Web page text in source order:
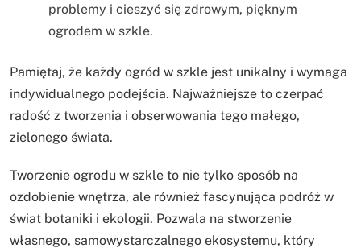
problemy i cieszyć się zdrowym, pięknym
ogrodem w szkle.
Pamiętaj, że każdy ogród w szkle jest unikalny i wymaga
indywidualnego podejścia. Najważniejsze to czerpać
radość z tworzenia i obserwowania tego małego,
zielonego świata.
Tworzenie ogrodu w szkle to nie tylko sposób na
ozdobienie wnętrza, ale również fascynująca podróż w
świat botaniki i ekologii. Pozwala na stworzenie
własnego, samowystarczalnego ekosystemu, który